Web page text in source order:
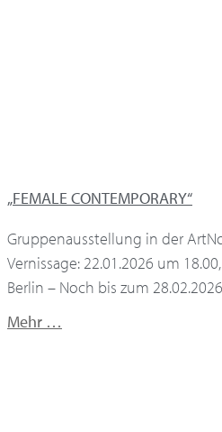
„FEMALE CONTEMPORARY“
Gruppenausstellung in der
Vernissage: 22.01.2026 um
Berlin – Noch bis zum 28.02.2026
Mehr …